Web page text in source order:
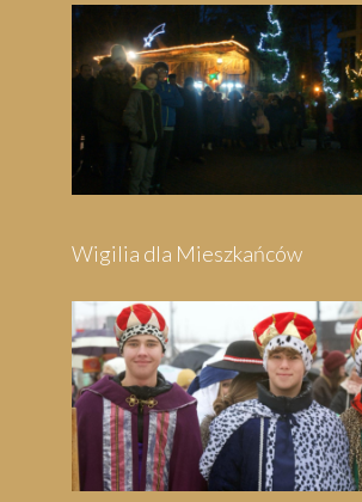
Wigilia dla Mieszkańców